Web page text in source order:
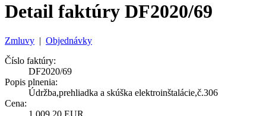
Detail faktúry DF2020/69
Zmluvy | Objednávky
Číslo faktúry:
DF2020/69
Popis plnenia:
Údržba,prehliadka a skúška elektroinštalácie,č.306
Cena:
1 009,20 EUR